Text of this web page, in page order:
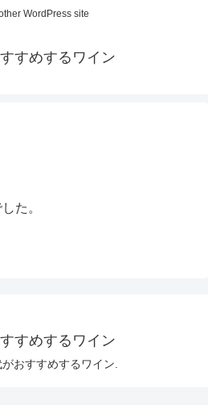
WordPress site
すめするワイン
た。
すめするワイン
おすすめするワイン.